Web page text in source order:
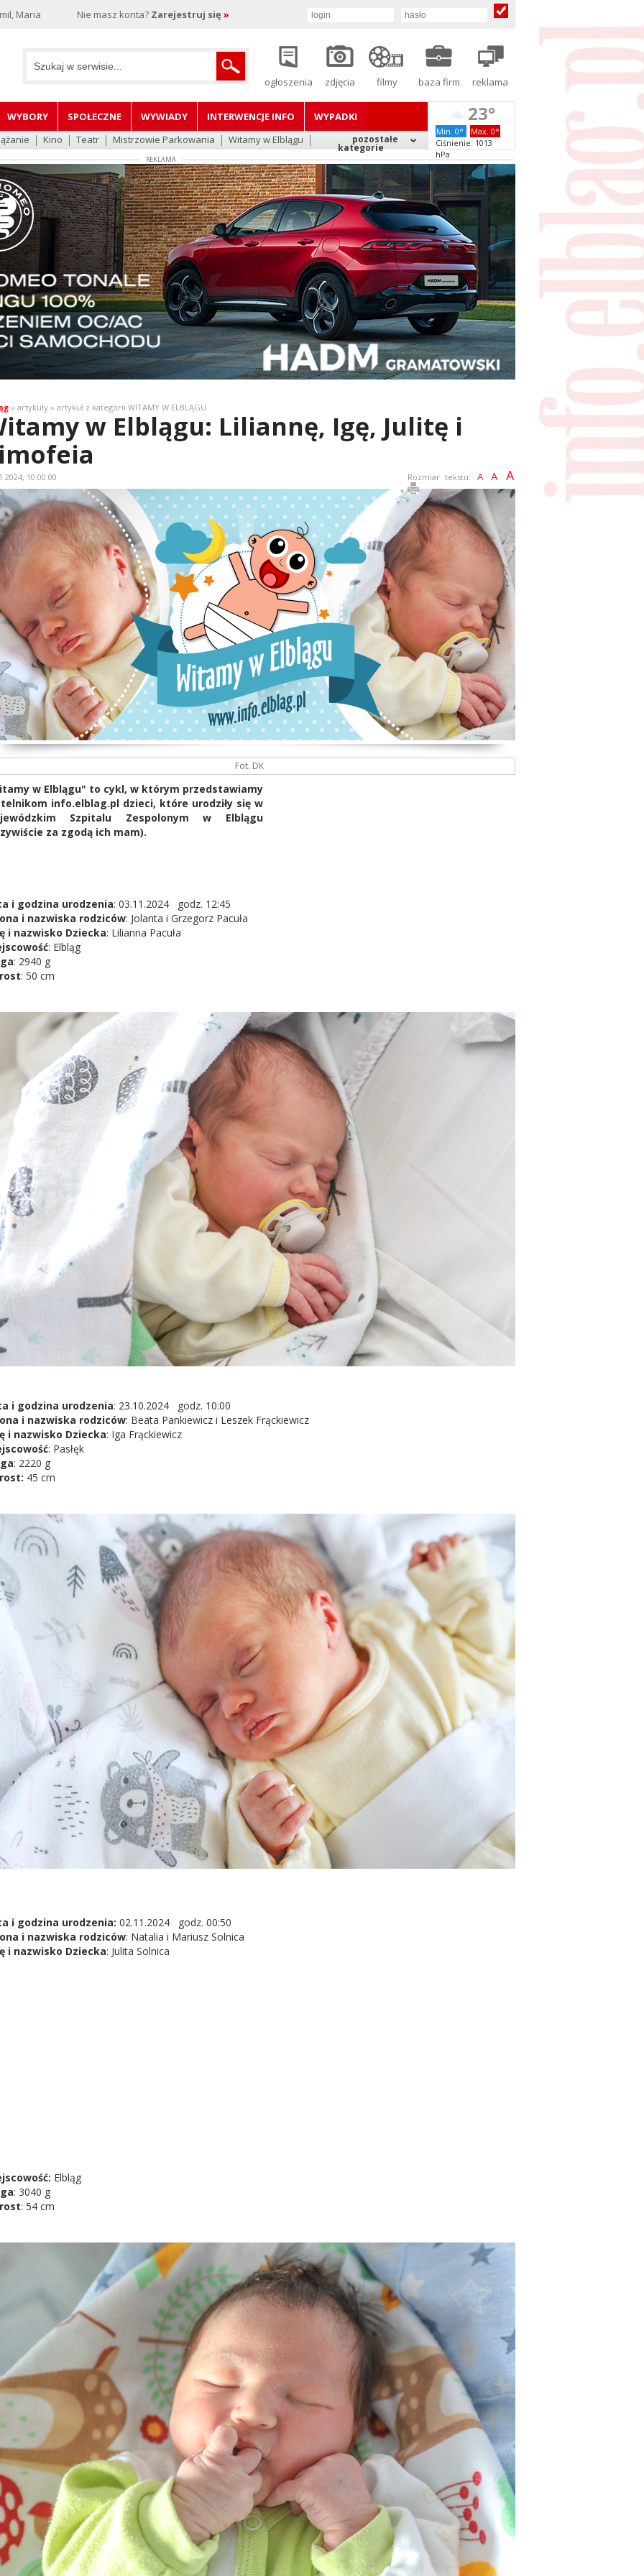
Maria Nie masz konta? Zarejestruj się »
ogłoszenia zdjęcia filmy baza firm reklama
WYBORY SPOŁECZNE WYWIADY INTERWENCJE INFO
WYPADKI
Kino Teatr Mistrzowie Parkowania Witamy w Elblągu pozostałe
kategorie
23°
Min. 0°
Max. 0°
Ciśnienie: 1013
hPa
REKLAMA
» artykuły » artykuł z kategorii WITAMY W ELBLĄGU
w Elblągu: Liliannę, Igę, Julitę i
10:00:00 Rozmiar tekstu: A A A
Fot. DK
w Elblągu" to cykl, w którym przedstawiamy
info.elblag.pl dzieci, które urodziły się w
Szpitalu Zespolonym w Elblągu
za zgodą ich mam).
i godzina urodzenia: 03.11.2024 godz. 12:45
i nazwiska rodziców: Jolanta i Grzegorz Pacuła
i nazwisko Dziecka: Lilianna Pacuła
: Elbląg
: 2940 g
: 50 cm
i godzina urodzenia: 23.10.2024 godz. 10:00
i nazwiska rodziców: Beata Pankiewicz i Leszek Frąckiewicz
i nazwisko Dziecka: Iga Frąckiewicz
: Pasłęk
: 2220 g
45 cm
i godzina urodzenia: 02.11.2024 godz. 00:50
i nazwiska rodziców: Natalia i Mariusz Solnica
i nazwisko Dziecka: Julita Solnica
Elbląg
: 3040 g
: 54 cm